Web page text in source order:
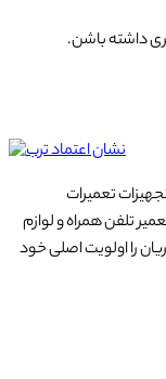
داشته باشن.
در تأمین تجهیزات تعمیرات
تلفن همراه و لوازم
را اولویت اصلی خود